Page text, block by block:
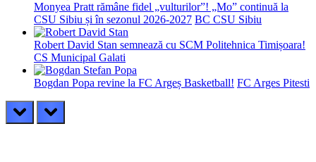
Monyea Pratt rămâne fidel „vulturilor”! „Mo” continuă la
CSU Sibiu și în sezonul 2026-2027 BC CSU Sibiu
Robert David Stan semnează cu SCM Politehnica Timișoara!
CS Municipal Galati
Bogdan Popa revine la FC Argeș Basketball! FC Arges Pitesti
prev next